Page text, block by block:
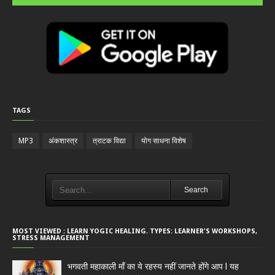
TAGS
MP3 अंकशास्त्र त्राटक विद्या योग साधना विशेष
Search
MOST VIEWED : LEARN YOGIC HEALING. TYPES: LEARNER'S WORKSHOPS,
STRESS MANAGEMENT
भगवती महाकाली माँ का ये रहस्य नहीं जानते होंगे आप l यह